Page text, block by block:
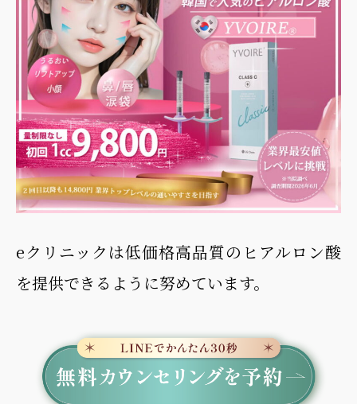
eクリニックは低価格高品質のヒアルロン酸
を提供できるように努めています。